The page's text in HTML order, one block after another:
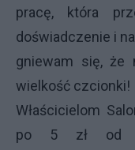
pracę, która
doświadczenie i
gniewam się, że
wielkość czcionki!
Właścicielom
po 5 zł od